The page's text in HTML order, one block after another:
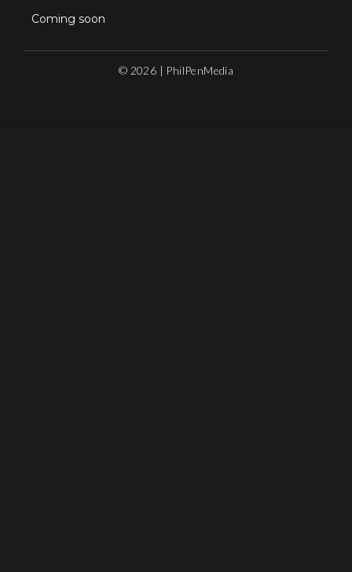
Coming soon
© 2026 | PhilPenMedia